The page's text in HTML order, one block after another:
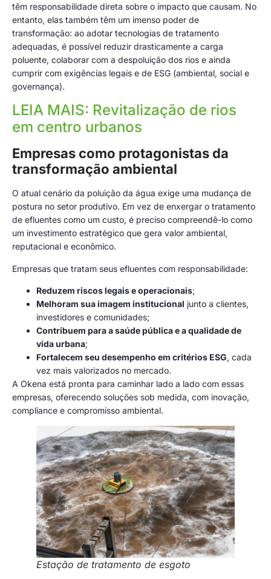
têm responsabilidade direta sobre o impacto que causam. No
entanto, elas também têm um imenso poder de
transformação: ao adotar tecnologias de tratamento
adequadas, é possível reduzir drasticamente a carga
poluente, colaborar com a despoluição dos rios e ainda
cumprir com exigências legais e de ESG (ambiental, social e
governança).
LEIA MAIS: Revitalização de rios
em centro urbanos
Empresas como protagonistas da
transformação ambiental
O atual cenário da poluição da água exige uma mudança de
postura no setor produtivo. Em vez de enxergar o tratamento
de efluentes como um custo, é preciso compreendê-lo como
um investimento estratégico que gera valor ambiental,
reputacional e econômico.
Empresas que tratam seus efluentes com responsabilidade:
Reduzem riscos legais e operacionais;
Melhoram sua imagem institucional junto a clientes,
investidores e comunidades;
Contribuem para a saúde pública e a qualidade de
vida urbana;
Fortalecem seu desempenho em critérios ESG, cada
vez mais valorizados no mercado.
A Okena está pronta para caminhar lado a lado com essas
empresas, oferecendo soluções sob medida, com inovação,
compliance e compromisso ambiental.
Estação de tratamento de esgoto